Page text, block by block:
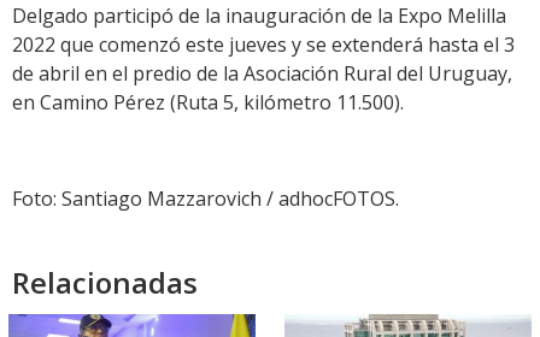
Delgado participó de la inauguración de la Expo Melilla
2022 que comenzó este jueves y se extenderá hasta el 3
de abril en el predio de la Asociación Rural del Uruguay,
en Camino Pérez (Ruta 5, kilómetro 11.500).
Foto: Santiago Mazzarovich / adhocFOTOS.
Relacionadas